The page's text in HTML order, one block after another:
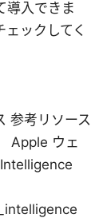
導入できま
ックしてく
参考リソース
Applе ウェ